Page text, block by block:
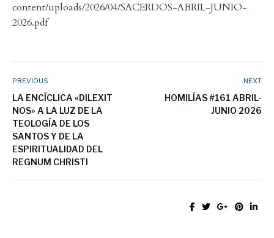
content/uploads/2026/04/SACERDOS-ABRIL-JUNIO-
2026.pdf
PREVIOUS
LA ENCÍCLICA «DILEXIT
NOS» A LA LUZ DE LA
TEOLOGÍA DE LOS
SANTOS Y DE LA
ESPIRITUALIDAD DEL
REGNUM CHRISTI
NEXT
HOMILÍAS #161 ABRIL-
JUNIO 2026